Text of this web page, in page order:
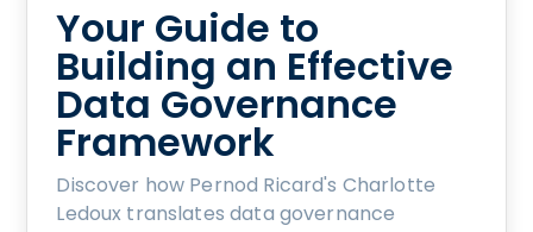
Your Guide to
Building an Effective
Data Governance
Framework
Discover how Pernod Ricard's Charlotte
Ledoux translates data governance